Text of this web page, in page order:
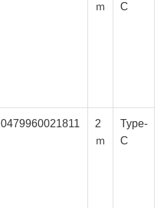
ｍ
C
0479960021811
2
ｍ
Type-
C